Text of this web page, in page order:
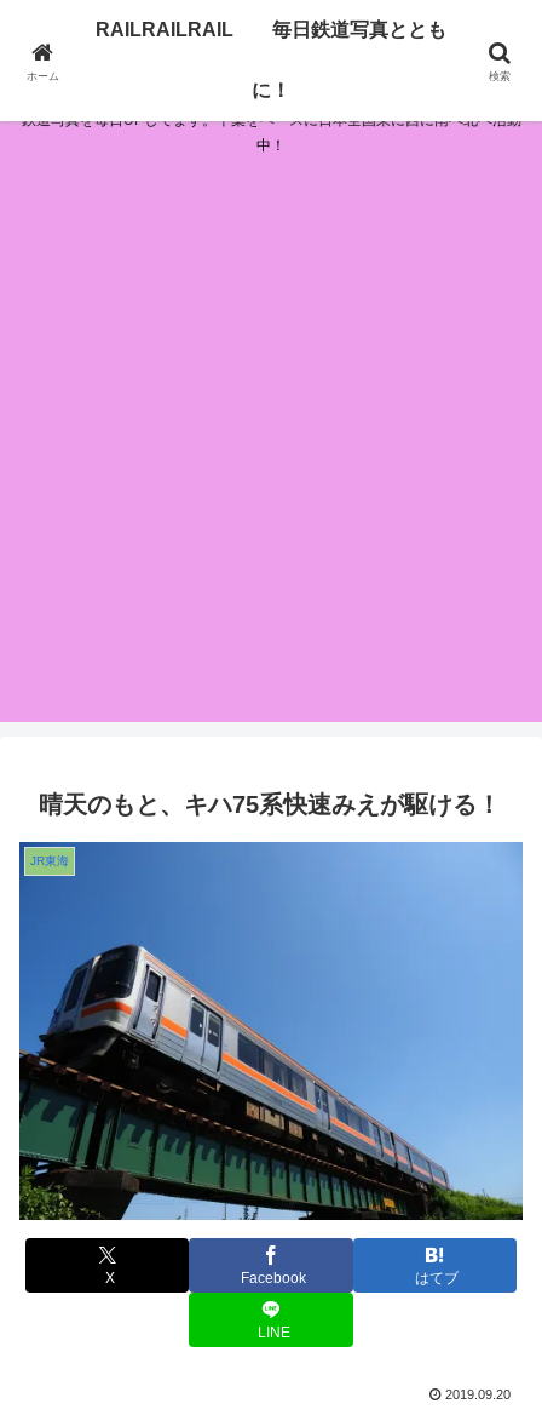
RAILRAILRAIL 毎日鉄道写真とともに！
鉄道写真を毎日UPしてます。千葉をベースに日本全国東に西に南へ北へ活動
中！
晴天のもと、キハ75系快速みえが駆ける！
JR東海
X Facebook はてブ
LINE
2019.09.20
ホーム
RAILRAILRAIL 毎日鉄道写真ととも
に！
検索